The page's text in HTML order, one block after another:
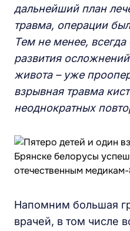
дальнейший план
травма, операции
Тем не менее, всегда
развития
живота – уже
взрывная травма
неоднократных
Напомним большая
врачей, в том числе